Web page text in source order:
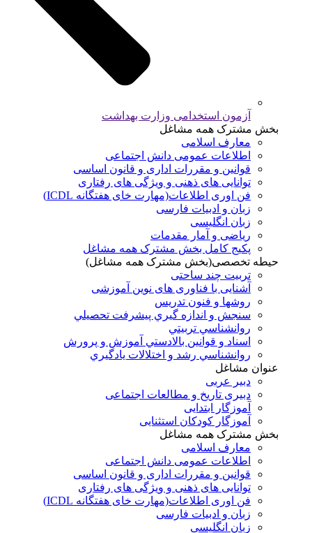
آزمون استخدامی وزارت بهداشت
بخش مشترک همه مشاغل
معارف اسلامی
اطلاعات عمومی دانش اجتماعی
قوانین و مقررات اداری و قانون اساسی
توانایی های ذهنی و ویژگی های رفتاری
فن اوری اطلاعات(مهارت خای هفتگانه ICDL)
زبان و ادبیات فارسی
زبان انگلیسی
ریاضی و آمار مقدمات
پکیج کامل بخش مشترک همه مشاغل
حیطه تخصصی(بخش مشترک همه مشاغل)
تربیت چند ساحتی
آشنایی با فناوری های نوین آموزشی
روشها و فنون تدريس
سنجش و اندازه گيري پيشرفت تحصيلي
روانشناسي تربيتي
اسناد و قوانين بالادستي آموزش و پرورش
روانشناسي رشد و اختلالات يادگيري
عنوان مشاغل
دبير عربی
دبیری تاریخ و مطالعات اجتماعی
آموزگار ابتدایی
آموزگار کودکان استثنایی
بخش مشترک همه مشاغل
معارف اسلامی
اطلاعات عمومی دانش اجتماعی
قوانین و مقررات اداری و قانون اساسی
توانایی های ذهنی و ویژگی های رفتاری
فن اوری اطلاعات(مهارت خای هفتگانه ICDL)
زبان و ادبیات فارسی
زبان انگلیسی